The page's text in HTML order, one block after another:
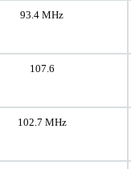
93.4 MHz
107.6
102.7 MHz